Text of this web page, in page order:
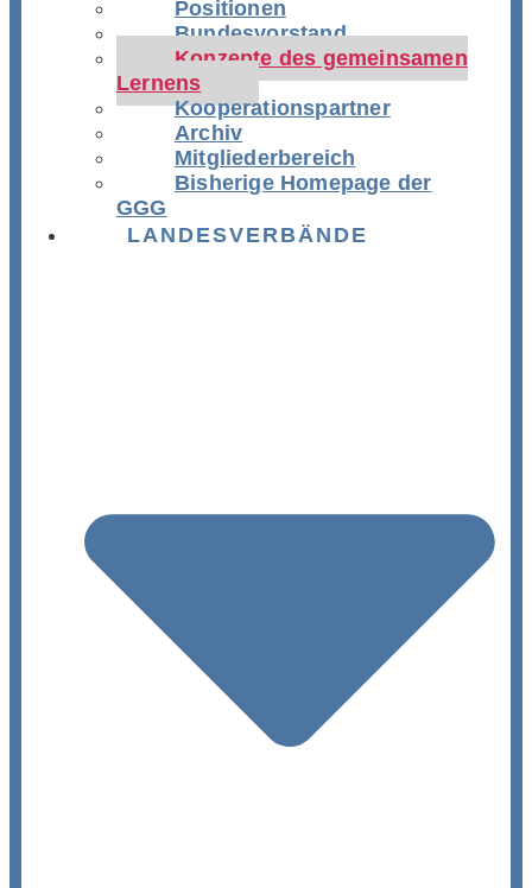
Positionen
Bundesvorstand
Konzepte des gemeinsamen
Lernens
Kooperationspartner
Archiv
Mitgliederbereich
Bisherige Homepage der
GGG
LANDESVERBÄNDE